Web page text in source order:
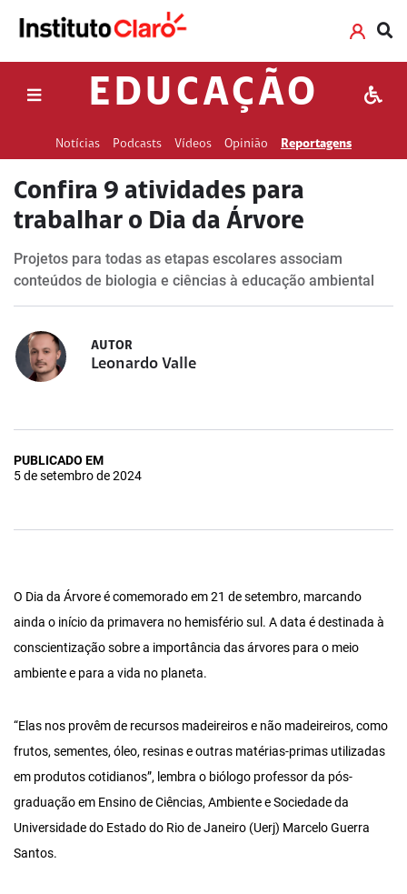
EDUCAÇÃO
Notícias Podcasts Vídeos Opinião Reportagens
Confira 9 atividades para
trabalhar o Dia da Árvore
Projetos para todas as etapas escolares associam
conteúdos de biologia e ciências à educação ambiental
AUTOR
Leonardo Valle
PUBLICADO EM
5 de setembro de 2024
O Dia da Árvore é comemorado em 21 de setembro, marcando
ainda o início da primavera no hemisfério sul. A data é destinada à
conscientização sobre a importância das árvores para o meio
ambiente e para a vida no planeta.
“Elas nos provêm de recursos madeireiros e não madeireiros, como
frutos, sementes, óleo, resinas e outras matérias-primas utilizadas
em produtos cotidianos”, lembra o biólogo professor da pós-
graduação em Ensino de Ciências, Ambiente e Sociedade da
Universidade do Estado do Rio de Janeiro (Uerj) Marcelo Guerra
Santos.